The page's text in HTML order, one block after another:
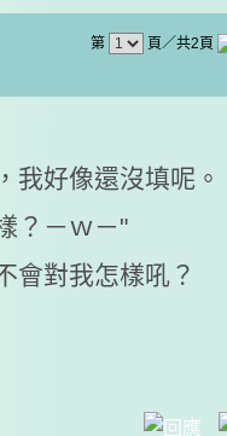
第 頁／共2頁
我好像還沒填呢。
？－ｗ－"
會對我怎樣吼？